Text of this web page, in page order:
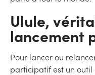
Ulule,
lancement
Pour lancer ou
participatif est un outil